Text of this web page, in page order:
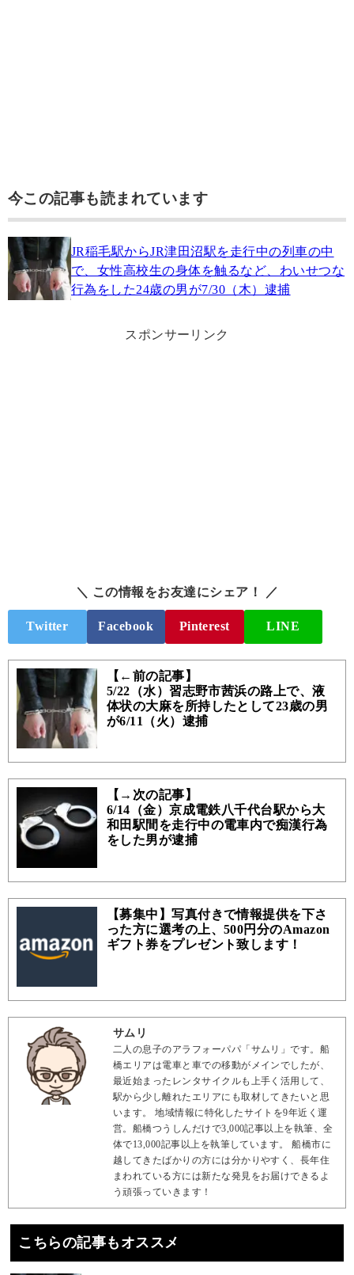
今この記事も読まれています
JR稲毛駅からJR津田沼駅を走行中の列車の中
で、女性高校生の身体を触るなど、わいせつな
行為をした24歳の男が7/30（木）逮捕
スポンサーリンク
＼ この情報をお友達にシェア！ ／
Twitter Facebook Pinterest LINE
【←前の記事】
5/22（水）習志野市茜浜の路上で、液
体状の大麻を所持したとして23歳の男
が6/11（火）逮捕
【→次の記事】
6/14（金）京成電鉄八千代台駅から大
和田駅間を走行中の電車内で痴漢行為
をした男が逮捕
【募集中】写真付きで情報提供を下さ
った方に選考の上、500円分のAmazon
ギフト券をプレゼント致します！
サムリ
二人の息子のアラフォーパパ「サムリ」です。船
橋エリアは電車と車での移動がメインでしたが、
最近始まったレンタサイクルも上手く活用して、
駅から少し離れたエリアにも取材してきたいと思
います。 地域情報に特化したサイトを9年近く運
営。船橋つうしんだけで3,000記事以上を執筆、全
体で13,000記事以上を執筆しています。 船橋市に
越してきたばかりの方には分かりやすく、長年住
まわれている方には新たな発見をお届けできるよ
う頑張っていきます！
こちらの記事もオススメ